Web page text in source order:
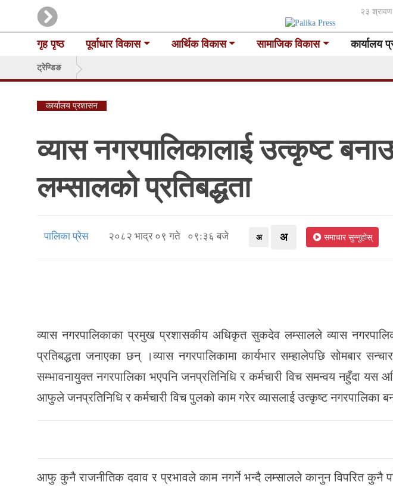
२३
गृह पृष्ठ पूर्वाधार विकास आर्थिक विकास सामाजिक विकास कार्यालय
ट्रेण्डिङ
कार्यालय प्रशासन
व्यास नगरपालिकालाई उत्कृष्ट
लम्सालको प्रतिबद्धता
पालिका प्रेस २०८२ भाद्र ०९ गते ०९:३६ बजे अ अ समाचार सुन्नुहोस्
व्यास नगरपालिकाका प्रमुख प्रशासकीय अधिकृत सुकदेव लम्सालले व्यास
प्रतिबद्धता जनाएका छन् ।व्यास नगरपालिकामा कार्यभार सम्हालेपछि सोमबार
सम्भावनायुक्त नगरपालिका भएपनि जनप्रतिनिधि र कर्मचारी विच समन्वय नहुँदा
आफुले जनप्रतिनिधि र कर्मचारी विच पुलको काम गरेर व्यासलाई उत्कृष्ट नगरपालिका
आफु कुनै राजनीतिक दवाव र प्रभावले काम नगर्ने भन्दै लम्सालले कानुन विपरित कुनै